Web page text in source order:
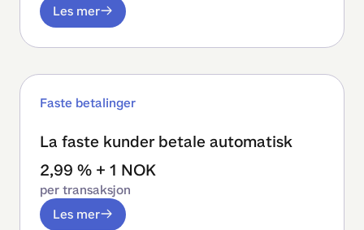
Les mer
Faste betalinger
La faste kunder betale automatisk
2,99 % + 1 NOK
per transaksjon
Les mer